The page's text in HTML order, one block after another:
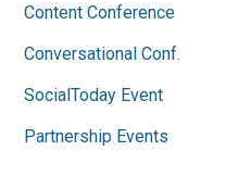
Content Conference
Conversational Conf.
SocialToday Event
Partnership Events